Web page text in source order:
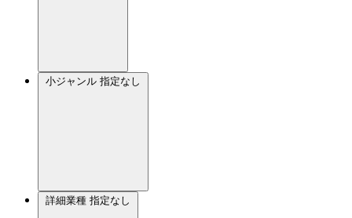
小ジャンル 指定なし
詳細業種 指定なし